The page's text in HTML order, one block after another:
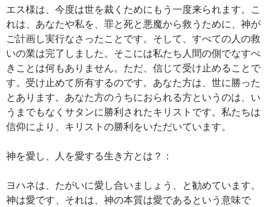
エス様は、今度は世を裁くためにもう一度来られます。こ
れは、あなたや私を、罪と死と悪魔から救うために、神が
ご計画し実行なさったことです。そして、すべての人の救
いの業は完了しました。そこには私たち人間の側でなすべ
きことは何もありません。ただ、信じて受け止めることで
す。受け止めて所有するのです。あなた方は、世に勝った
とあります。あなた方のうちにおられる方というのは、い
うまでもなくサタンに勝利されたキリストです。私たちは
信仰により、キリストの勝利をいただいています。
神を愛し、人を愛する生き方とは？：
ヨハネは、たがいに愛し合いましょう、と勧めています。
神は愛です、それは、神の本質は愛であるという意味で